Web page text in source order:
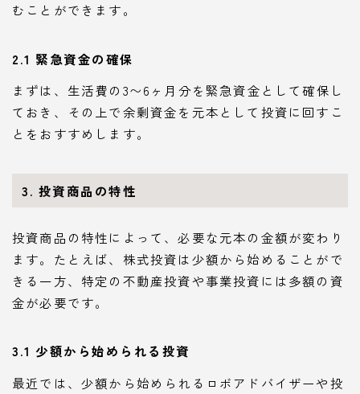
むことができます。
2.1 緊急資金の確保
まずは、生活費の3〜6ヶ月分を緊急資金として確保し
ておき、その上で余剰資金を元本として投資に回すこ
とをおすすめします。
3. 投資商品の特性
投資商品の特性によって、必要な元本の金額が変わり
ます。たとえば、株式投資は少額から始めることがで
きる一方、特定の不動産投資や事業投資には多額の資
金が必要です。
3.1 少額から始められる投資
最近では、少額から始められるロボアドバイザーや投